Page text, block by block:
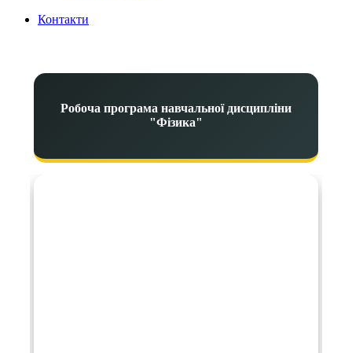
Контакти
Робоча програма навчальної дисципліни
"Фізика"